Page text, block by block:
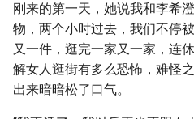
刚来的第一天，她说我和李希
物，两个小时过去，我们不停
又一件，逛完一家又一家，连
解女人逛街有多么恐怖，难怪
出来暗暗松了口气。